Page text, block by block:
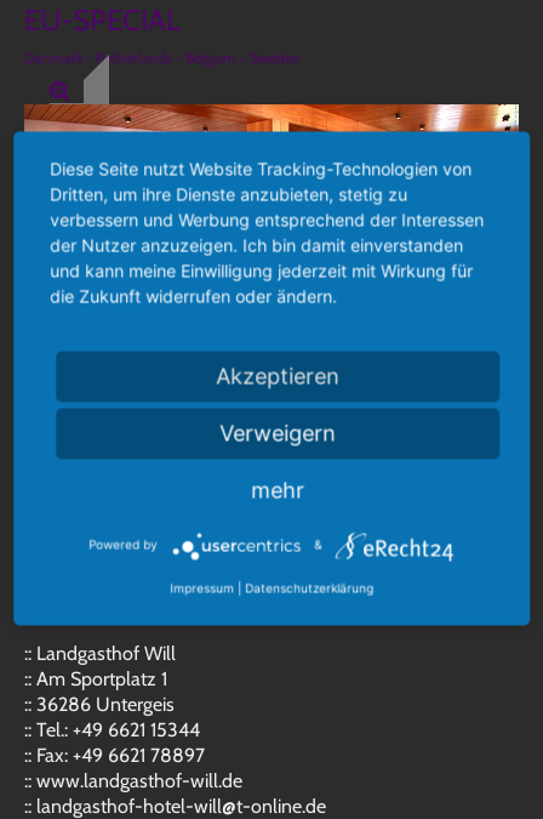
EU-SPECIAL
Danmark - Netherlands - Belgium - Sweden
Ihre Veranstaltung
:: Landgasthof Will
:: Am Sportplatz 1
:: 36286 Untergeis
:: Tel.: +49 6621 15344
:: Fax: +49 6621 78897
:: www.landgasthof-will.de
:: landgasthof-hotel-will@t-online.de
Diese Seite nutzt Website Tracking-Technologien von
Dritten, um ihre Dienste anzubieten, stetig zu
verbessern und Werbung entsprechend der Interessen
der Nutzer anzuzeigen. Ich bin damit einverstanden
und kann meine Einwilligung jederzeit mit Wirkung für
die Zukunft widerrufen oder ändern.
Akzeptieren
Verweigern
mehr
Powered by &
Impressum | Datenschutzerklärung